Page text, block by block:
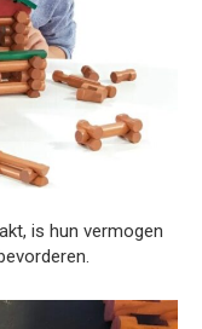
is hun vermogen